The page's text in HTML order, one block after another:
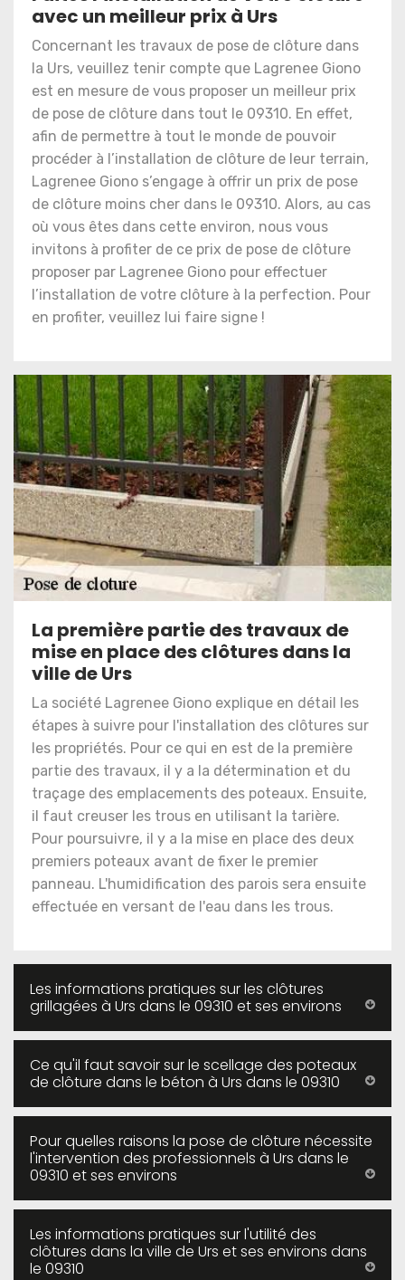
avec un meilleur prix à Urs
Concernant les travaux de pose de clôture dans
la Urs, veuillez tenir compte que Lagrenee Giono
est en mesure de vous proposer un meilleur prix
de pose de clôture dans tout le 09310. En effet,
afin de permettre à tout le monde de pouvoir
procéder à l’installation de clôture de leur terrain,
Lagrenee Giono s’engage à offrir un prix de pose
de clôture moins cher dans le 09310. Alors, au cas
où vous êtes dans cette environ, nous vous
invitons à profiter de ce prix de pose de clôture
proposer par Lagrenee Giono pour effectuer
l’installation de votre clôture à la perfection. Pour
en profiter, veuillez lui faire signe !
La première partie des travaux de
mise en place des clôtures dans la
ville de Urs
La société Lagrenee Giono explique en détail les
étapes à suivre pour l'installation des clôtures sur
les propriétés. Pour ce qui en est de la première
partie des travaux, il y a la détermination et du
traçage des emplacements des poteaux. Ensuite,
il faut creuser les trous en utilisant la tarière.
Pour poursuivre, il y a la mise en place des deux
premiers poteaux avant de fixer le premier
panneau. L'humidification des parois sera ensuite
effectuée en versant de l'eau dans les trous.
Les informations pratiques sur les clôtures
grillagées à Urs dans le 09310 et ses environs
Ce qu'il faut savoir sur le scellage des poteaux
de clôture dans le béton à Urs dans le 09310
Pour quelles raisons la pose de clôture nécessite
l'intervention des professionnels à Urs dans le
09310 et ses environs
Les informations pratiques sur l'utilité des
clôtures dans la ville de Urs et ses environs dans
le 09310